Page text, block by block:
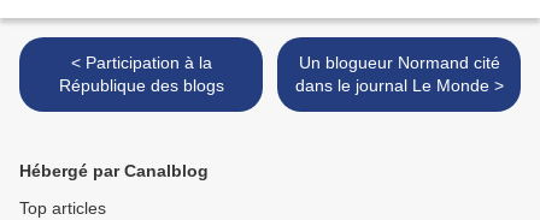
< Participation à la
République des blogs
Un blogueur Normand cité
dans le journal Le Monde >
Hébergé par Canalblog
Top articles